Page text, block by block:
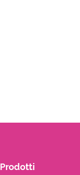
Prodotti